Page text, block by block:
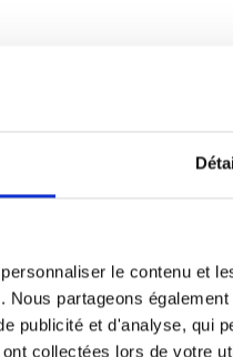
le contenu et
partageons
publicité et d'analyse, qui
collectées lors de votre